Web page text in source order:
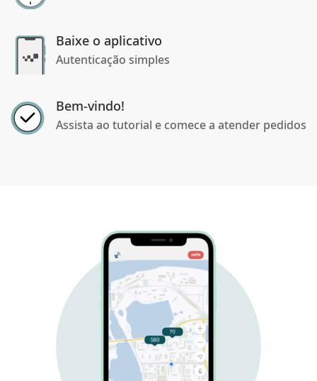
Baixe o aplicativo
Autenticação simples
Bem-vindo!
Assista ao tutorial e comece a atender pedidos